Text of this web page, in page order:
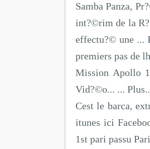
Samba Panza,
int?©rim de la
effectu?© une ...
premiers pas de
Mission Apollo
Vid?©o... ...
Cest le barca,
itunes ici
1st pari passu